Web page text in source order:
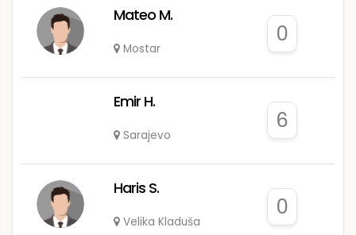
Mateo M.
Mostar
0
Emir H.
Sarajevo
6
Haris S.
Velika Kladuša
0